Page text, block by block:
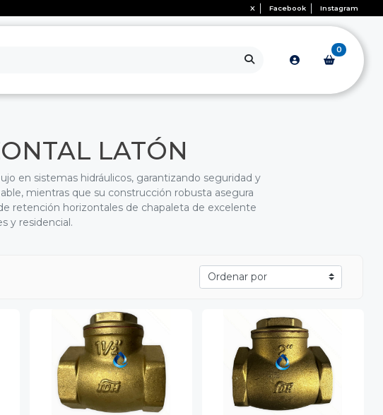
X Facebook Instagram
0
LATÓN
en sistemas hidráulicos, garantizando seguridad y
mientras que su construcción robusta asegura
retención horizontales de chapaleta de excelente
y residencial.